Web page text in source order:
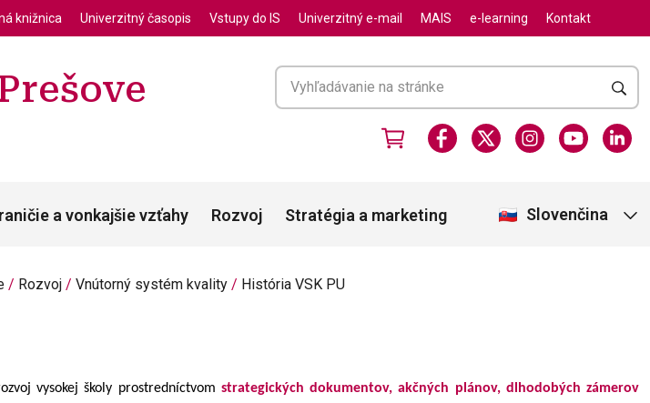
Skočiť na hlavný obsah
knižnica Univerzitný časopis Vstupy do IS Univerzitný e-mail MAIS e-learning Kontakt
a vonkajšie vzťahy Rozvoj Stratégia a marketing Slovenčina
Rozvoj Vnútorný systém kvality História VSK PU
vysokej školy prostredníctvom strategických dokumentov, akčných plánov, dlhodobých zámerov